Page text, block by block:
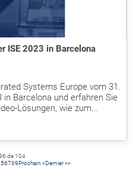
ISE 2023 in Barcelona
Systems Europe vom 31.
Barcelona und erfahren Sie
Lösungen, wie zum...
de 104
56789Prochain >Dernier >>